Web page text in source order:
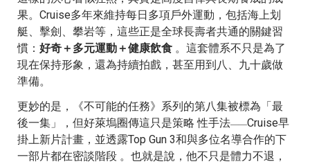
果。Cruise多年來維持每⽇多項⼾外運動，包括海上划
艇、擊劍、攀岩等，這些正是全球長壽者共通的關鍵習
慣： 好奇＋多元運動＋健康飲食 。這套體系不只是為了
現在保持形象，還為持續拍戲，甚至⽤到八、九⼗歲做
準備。
更妙的是，《不可能的任務》系列的第八集被標為「最
後⼀集」，但好萊塢圈傳這只是策略 性⼿法——Cruise早
掛上新⽚計畫，並透露Top Gun 3和與多位名導合作的下
⼀部⽚都在密談階段 。也就是說，他不只是體⼒不退，